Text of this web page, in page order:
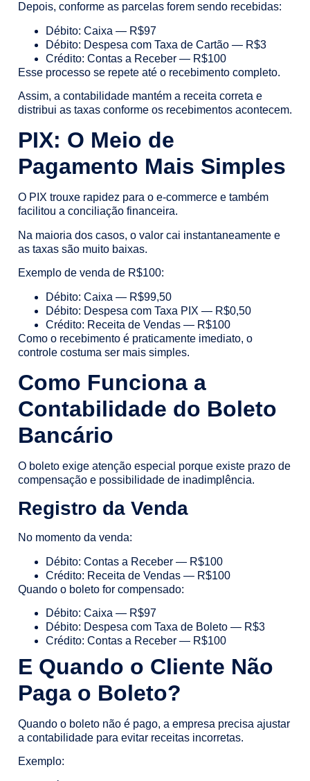
Depois, conforme as parcelas forem sendo recebidas:
Débito: Caixa — R$97
Débito: Despesa com Taxa de Cartão — R$3
Crédito: Contas a Receber — R$100
Esse processo se repete até o recebimento completo.
Assim, a contabilidade mantém a receita correta e
distribui as taxas conforme os recebimentos acontecem.
PIX: O Meio de
Pagamento Mais Simples
O PIX trouxe rapidez para o e-commerce e também
facilitou a conciliação financeira.
Na maioria dos casos, o valor cai instantaneamente e
as taxas são muito baixas.
Exemplo de venda de R$100:
Débito: Caixa — R$99,50
Débito: Despesa com Taxa PIX — R$0,50
Crédito: Receita de Vendas — R$100
Como o recebimento é praticamente imediato, o
controle costuma ser mais simples.
Como Funciona a
Contabilidade do Boleto
Bancário
O boleto exige atenção especial porque existe prazo de
compensação e possibilidade de inadimplência.
Registro da Venda
No momento da venda:
Débito: Contas a Receber — R$100
Crédito: Receita de Vendas — R$100
Quando o boleto for compensado:
Débito: Caixa — R$97
Débito: Despesa com Taxa de Boleto — R$3
Crédito: Contas a Receber — R$100
E Quando o Cliente Não
Paga o Boleto?
Quando o boleto não é pago, a empresa precisa ajustar
a contabilidade para evitar receitas incorretas.
Exemplo: